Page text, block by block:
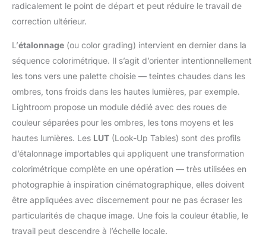
radicalement le point de départ et peut réduire le travail de
correction ultérieur.
L’étalonnage (ou color grading) intervient en dernier dans la
séquence colorimétrique. Il s’agit d’orienter intentionnellement
les tons vers une palette choisie — teintes chaudes dans les
ombres, tons froids dans les hautes lumières, par exemple.
Lightroom propose un module dédié avec des roues de
couleur séparées pour les ombres, les tons moyens et les
hautes lumières. Les LUT (Look-Up Tables) sont des profils
d’étalonnage importables qui appliquent une transformation
colorimétrique complète en une opération — très utilisées en
photographie à inspiration cinématographique, elles doivent
être appliquées avec discernement pour ne pas écraser les
particularités de chaque image. Une fois la couleur établie, le
travail peut descendre à l’échelle locale.